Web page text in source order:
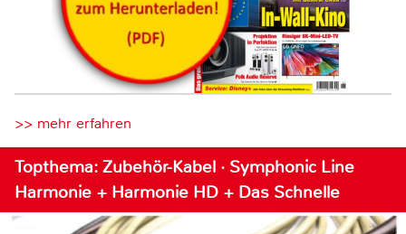
>> mehr erfahren
Topthema: Zubehör-Kabel · Symphonic Line
Harmonie + Harmonie HD + Das Schnelle